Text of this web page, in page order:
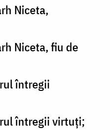
Niceta,
Niceta, fiu de
întregii
întregii virtuţi;